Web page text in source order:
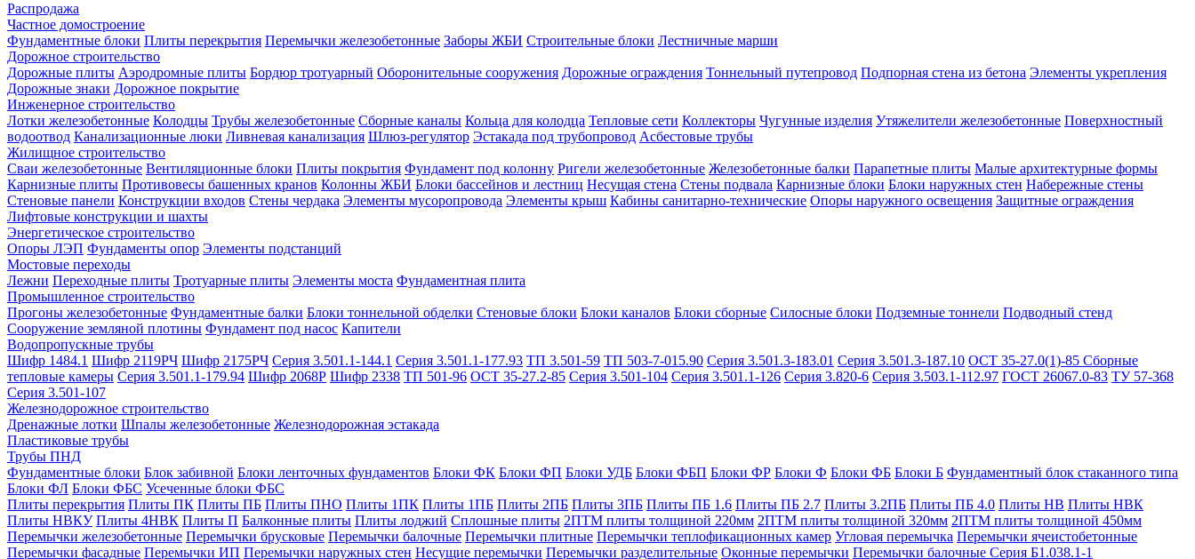
Распродажа
Частное домостроение
Фундаментные блоки Плиты перекрытия Перемычки железобетонные Заборы ЖБИ Строительные блоки Лестничные марши
Дорожное строительство
Дорожные плиты Аэродромные плиты Бордюр тротуарный Оборонительные сооружения Дорожные ограждения Тоннельный путепровод Подпорная стена из бетона Элементы укрепления
Дорожные знаки Дорожное покрытие
Инженерное строительство
Лотки железобетонные Колодцы Трубы железобетонные Сборные каналы Кольца для колодца Тепловые сети Коллекторы Чугунные изделия Утяжелители железобетонные Поверхностный
водоотвод Канализационные люки Ливневая канализация Шлюз-регулятор Эстакада под трубопровод Асбестовые трубы
Жилищное строительство
Сваи железобетонные Вентиляционные блоки Плиты покрытия Фундамент под колонну Ригели железобетонные Железобетонные балки Парапетные плиты Малые архитектурные формы
Карнизные плиты Противовесы башенных кранов Колонны ЖБИ Блоки бассейнов и лестниц Несущая стена Стены подвала Карнизные блоки Блоки наружных стен Набережные стены
Стеновые панели Конструкции входов Стены чердака Элементы мусоропровода Элементы крыш Кабины санитарно-технические Опоры наружного освещения Защитные ограждения
Лифтовые конструкции и шахты
Энергетическое строительство
Опоры ЛЭП Фундаменты опор Элементы подстанций
Мостовые переходы
Лежни Переходные плиты Тротуарные плиты Элементы моста Фундаментная плита
Промышленное строительство
Прогоны железобетонные Фундаментные балки Блоки тоннельной обделки Стеновые блоки Блоки каналов Блоки сборные Силосные блоки Подземные тоннели Подводный стенд
Сооружение земляной плотины Фундамент под насос Капители
Водопропускные трубы
Шифр 1484.1 Шифр 2119РЧ Шифр 2175РЧ Серия 3.501.1-144.1 Серия 3.501.1-177.93 ТП 3.501-59 ТП 503-7-015.90 Серия 3.501.3-183.01 Серия 3.501.3-187.10 ОСТ 35-27.0(1)-85 Сборные
тепловые камеры Серия 3.501.1-179.94 Шифр 2068Р Шифр 2338 ТП 501-96 ОСТ 35-27.2-85 Серия 3.501-104 Серия 3.501.1-126 Серия 3.820-6 Серия 3.503.1-112.97 ГОСТ 26067.0-83 ТУ 57-368
Серия 3.501-107
Железнодорожное строительство
Дренажные лотки Шпалы железобетонные Железнодорожная эстакада
Пластиковые трубы
Трубы ПНД
Фундаментные блоки Блок забивной Блоки ленточных фундаментов Блоки ФК Блоки ФП Блоки УДБ Блоки ФБП Блоки ФР Блоки Ф Блоки ФБ Блоки Б Фундаментный блок стаканного типа
Блоки ФЛ Блоки ФБС Усеченные блоки ФБС
Плиты перекрытия Плиты ПК Плиты ПБ Плиты ПНО Плиты 1ПК Плиты 1ПБ Плиты 2ПБ Плиты 3ПБ Плиты ПБ 1.6 Плиты ПБ 2.7 Плиты 3.2ПБ Плиты ПБ 4.0 Плиты НВ Плиты НВК
Плиты НВКУ Плиты 4НВК Плиты П Балконные плиты Плиты лоджий Сплошные плиты 2ПТМ плиты толщиной 220мм 2ПТМ плиты толщиной 320мм 2ПТМ плиты толщиной 450мм
Перемычки железобетонные Перемычки брусковые Перемычки балочные Перемычки плитные Перемычки теплофикационных камер Угловая перемычка Перемычки ячеистобетонные
Перемычки фасадные Перемычки ИП Перемычки наружных стен Несущие перемычки Перемычки разделительные Оконные перемычки Перемычки балочные Серия Б1.038.1-1